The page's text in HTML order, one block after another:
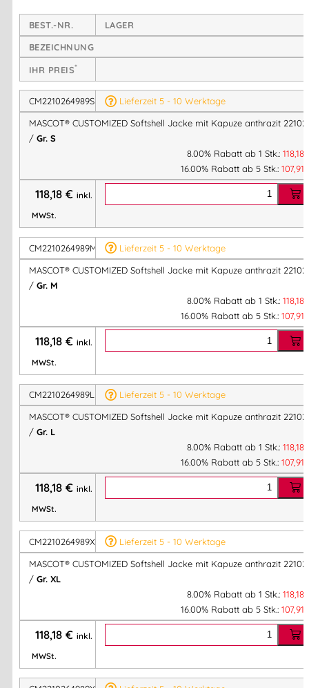
Kapuze
Verschluss mit Reißverschluss.
Vordertaschen mit Reißverschluss
Innentaschen
Gummizug an den Handgelenken
Gummizug in der Unterkante, regulierbar.
Reflexeffekte.
61% Recyceltes Polyester/36%Polyester/3%
Elasthan , 305 g/m², 3-lagiges Soft Shell.
Größen:XS – 4XL
Artikelnummer:CM2210264989 Kategorien:Anthrazit
Weiß/Anthrazit,Sandbeige/ Anthrazit ,Herbstrot/Anthrazit,
Bordeaux/Anthrazitgrau
Herstellerinformationen
Hersteller:
MASCOT International A/S
Herstelleranschrift:
Adresse:
Silkeborgvej 14
Mehr Information E-Mail: info@bannenberg.at
BEST.-NR.
LAGER
BEZEICHNUNG
IHR PREIS*
CM2210264989S
Lieferzeit 5 - 10 Werktage
MASCOT® CUSTOMIZED Softshell Jacke mit Kapuze anthrazit 22102
/ Gr. S
8.00% Rabatt ab 1 Stk.: 118,18
16.00% Rabatt ab 5 Stk.: 107,91
118,18 € inkl.
MWSt.
CM2210264989M
Lieferzeit 5 - 10 Werktage
MASCOT® CUSTOMIZED Softshell Jacke mit Kapuze anthrazit 22102
/ Gr. M
8.00% Rabatt ab 1 Stk.: 118,18
16.00% Rabatt ab 5 Stk.: 107,91
118,18 € inkl.
MWSt.
CM2210264989L
Lieferzeit 5 - 10 Werktage
MASCOT® CUSTOMIZED Softshell Jacke mit Kapuze anthrazit 22102
/ Gr. L
8.00% Rabatt ab 1 Stk.: 118,18
16.00% Rabatt ab 5 Stk.: 107,91
118,18 € inkl.
MWSt.
CM2210264989XL
Lieferzeit 5 - 10 Werktage
MASCOT® CUSTOMIZED Softshell Jacke mit Kapuze anthrazit 22102
/ Gr. XL
8.00% Rabatt ab 1 Stk.: 118,18
16.00% Rabatt ab 5 Stk.: 107,91
118,18 € inkl.
MWSt.